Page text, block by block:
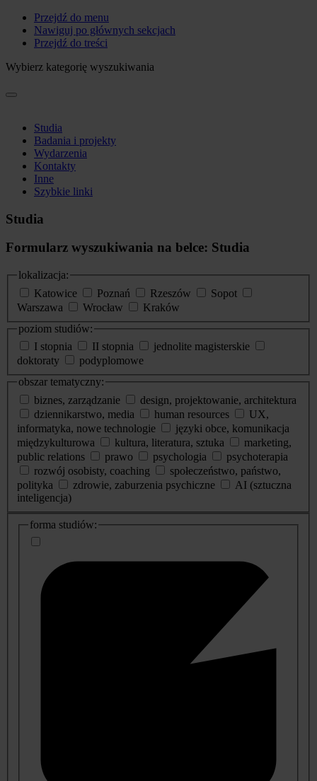
Przejdź do menu
Nawiguj po głównych sekcjach
Przejdź do treści
Wybierz kategorię wyszukiwania
Studia
Badania i projekty
Wydarzenia
Kontakty
Inne
Szybkie linki
Studia
Formularz wyszukiwania na belce: Studia
lokalizacja:
Katowice
Poznań Rzeszów
Sopot
Warszawa
Wrocław
Kraków
poziom studiów:
I stopnia
II stopnia
jednolite magisterskie
doktoraty
podyplomowe
obszar tematyczny:
biznes, zarządzanie
design, projektowanie, architektura
dziennikarstwo, media
human resources
UX,
informatyka, nowe technologie
języki obce, komunikacja
międzykulturowa
kultura, literatura, sztuka
marketing,
public relations
prawo psychologia
psychoterapia
rozwój osobisty, coaching
społeczeństwo, państwo,
polityka
zdrowie, zaburzenia psychiczne
AI (sztuczna
inteligencja)
dodatkowe
informacje
forma studiów: